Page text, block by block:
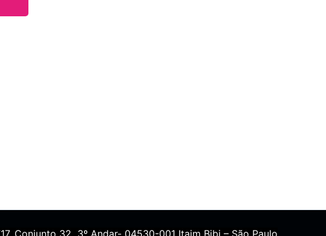
Conjunto 32 3º Andar- 04530-001 Itaim Bibi – São Paulo